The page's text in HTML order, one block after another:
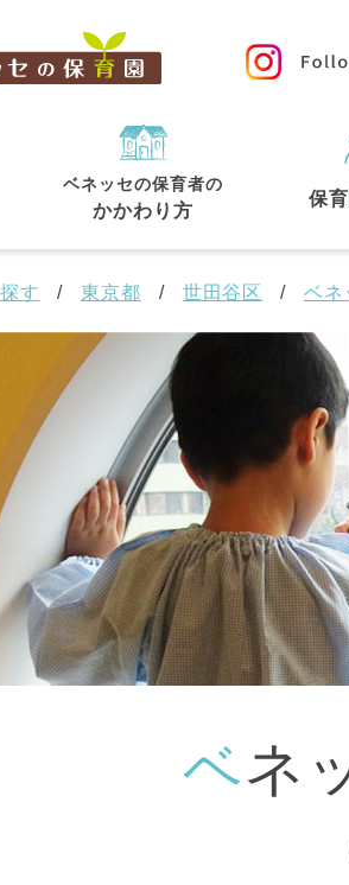
ベネッセの保育者の
かかわり方
保
から探す
探す
京都 全域(44) 中央区
大田区(4)
練馬区(7)
国分寺市(1)
江東区 (1)
す 東京都 世田谷区 ベネ
ベ